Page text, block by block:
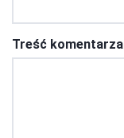
Treść komentarza